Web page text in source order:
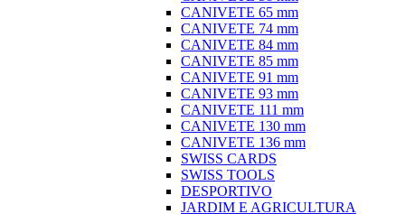
CANIVETE 65 mm
CANIVETE 74 mm
CANIVETE 84 mm
CANIVETE 85 mm
CANIVETE 91 mm
CANIVETE 93 mm
CANIVETE 111 mm
CANIVETE 130 mm
CANIVETE 136 mm
SWISS CARDS
SWISS TOOLS
DESPORTIVO
JARDIM E AGRICULTURA